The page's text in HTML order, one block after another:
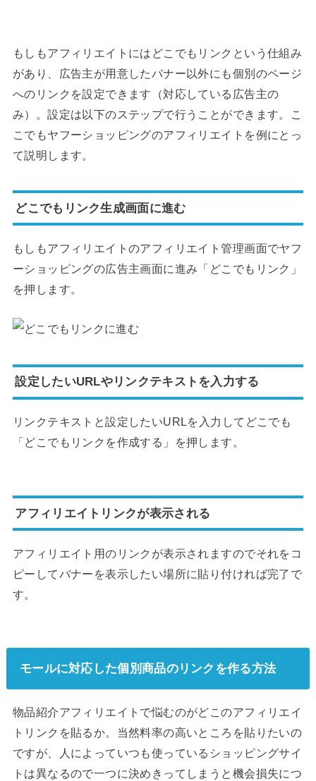
もしもアフィリエイトにはどこでもリンクという仕組み
があり、広告主が用意したバナー以外にも個別のページ
へのリンクを設定できます（対応している広告主の
み）。設定は以下のステップで行うことができます。こ
こでもヤフーショッピングのアフィリエイトを例にとっ
て説明します。
どこでもリンク生成画面に進む
もしもアフィリエイトのアフィリエイト管理画面でヤフ
ーショッピングの広告主画面に進み「どこでもリンク」
を押します。
設定したいURLやリンクテキストを入力する
リンクテキストと設定したいURLを入力してどこでも
「どこでもリンクを作成する」を押します。
アフィリエイトリンクが表示される
アフィリエイト用のリンクが表示されますのでそれをコ
ピーしてバナーを表示したい場所に貼り付ければ完了で
す。
モールに対応した個別商品のリンクを作る方法
物品紹介アフィリエイトで悩むのがどこのアフィリエイ
トリンクを貼るか。当然料率の高いところを貼りたいの
ですが、人によっていつも使っているショッピングサイ
トは異なるので一つに決めきってしまうと機会損失につ